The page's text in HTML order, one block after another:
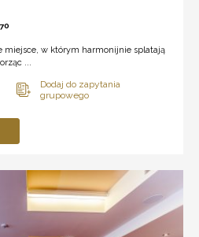
miejsce, w którym harmonijnie splatają
...